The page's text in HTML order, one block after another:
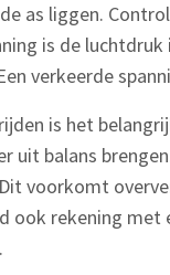
as liggen.
is de
verkeerde
is het
uit balans
voorkomt
ook rekening